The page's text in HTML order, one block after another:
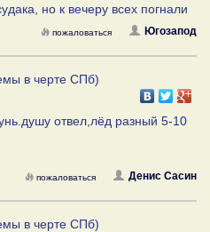
но к вечеру всех погнали
Югозапод
пожаловаться
в черте СПб)
отвел,лёд разный 5-10
Денис Сасин
пожаловаться
в черте СПб)